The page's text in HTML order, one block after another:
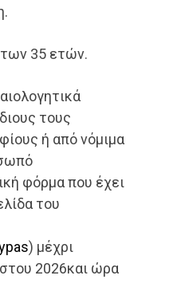
των 35 ετών.
τους
ή από νόμιμα
φόρμα που έχει
του
) μέχρι
2026και ώρα